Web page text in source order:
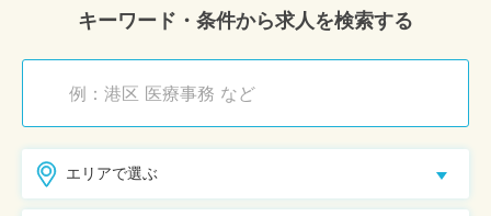
キーワード・条件から求人を検索する
エリアで選ぶ